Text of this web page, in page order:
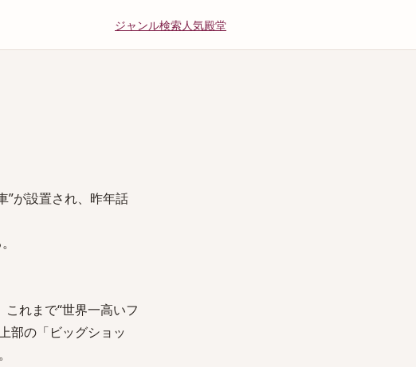
ジャンル検索人気殿堂
”が設置され、昨年話
れまで“世界一高いフ
部の「ビッグショッ